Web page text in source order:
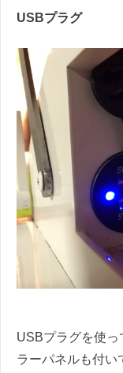
USBプラグ
USBプラグを使
ラーパネルも付い